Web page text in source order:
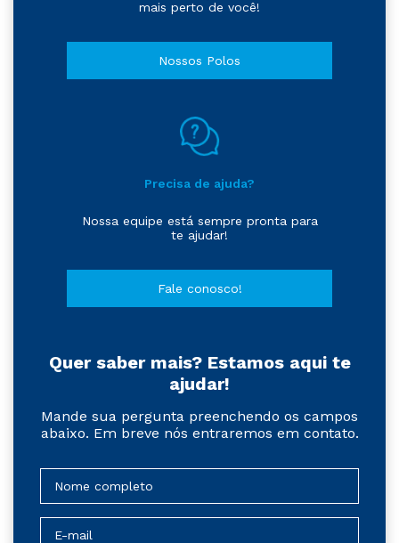
mais perto de você!
Nossos Polos
Precisa de ajuda?
Nossa equipe está sempre pronta para
te ajudar!
Fale conosco!
Quer saber mais? Estamos aqui te
ajudar!
Mande sua pergunta preenchendo os campos
abaixo. Em breve nós entraremos em contato.